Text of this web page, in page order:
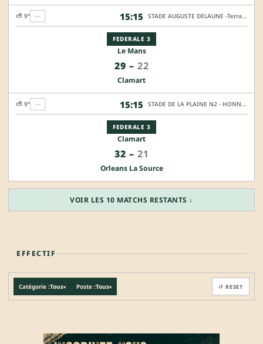
15:15
FEDERALE 3
Le Mans
29 – 22
Clamart
⛅ 9° — STADE AUGUSTE DELAUNE -Terrain HONNEUR
15:15
FEDERALE 3
Clamart
32 – 21
Orleans La Source
⛅ 9° — STADE DE LA PLAINE N2 - HONNEUR SYNTHETIQUE
VOIR LES 10 MATCHS RESTANTS ↓
EFFECTIF
Catégorie :Tous▾ Poste :Tous▾ ↺ RESET